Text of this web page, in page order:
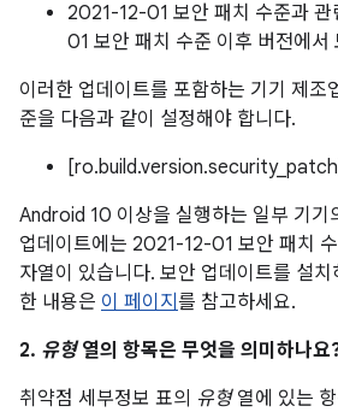
2021-12-01 보안 패치 수준과
01 보안 패치 수준 이후 버전에서
이러한 업데이트를 포함하는 기기 제조
준을 다음과 같이 설정해야 합니다.
Android 10 이상을 실행하는 일부 기
업데이트에는 2021-12-01 보안 패치
자열이 있습니다. 보안 업데이트를 설치
한 내용은 이 페이지 를 참고하세요.
2. 유형열의 항목은 무엇을 의미하나요
취약점 세부정보 표의 유형열에 있는